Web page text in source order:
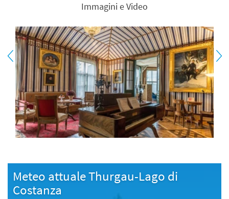
Immagini e Video
Meteo attuale Thurgau-Lago di
Costanza